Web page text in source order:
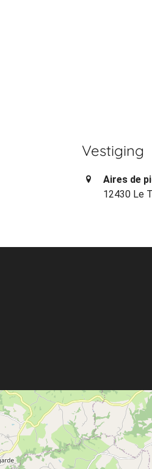
Vestiging
Aires de
12430 Le